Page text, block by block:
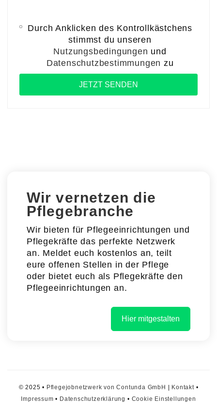
Durch Anklicken des Kontrollkästchens
stimmst du unseren
Nutzungsbedingungen und
Datenschutzbestimmungen zu
Wir vernetzen die
Pflegebranche
Wir bieten für Pflegeeinrichtungen und
Pflegekräfte das perfekte Netzwerk
an. Meldet euch kostenlos an, teilt
eure offenen Stellen in der Pflege
oder bietet euch als Pflegekräfte den
Pflegeeinrichtungen an.
Hier mitgestalten
© 2025 • Pflegejobnetzwerk von Contunda GmbH Kontakt•
Impressum • Datenschutzerklärung • Cookie Einstellungen